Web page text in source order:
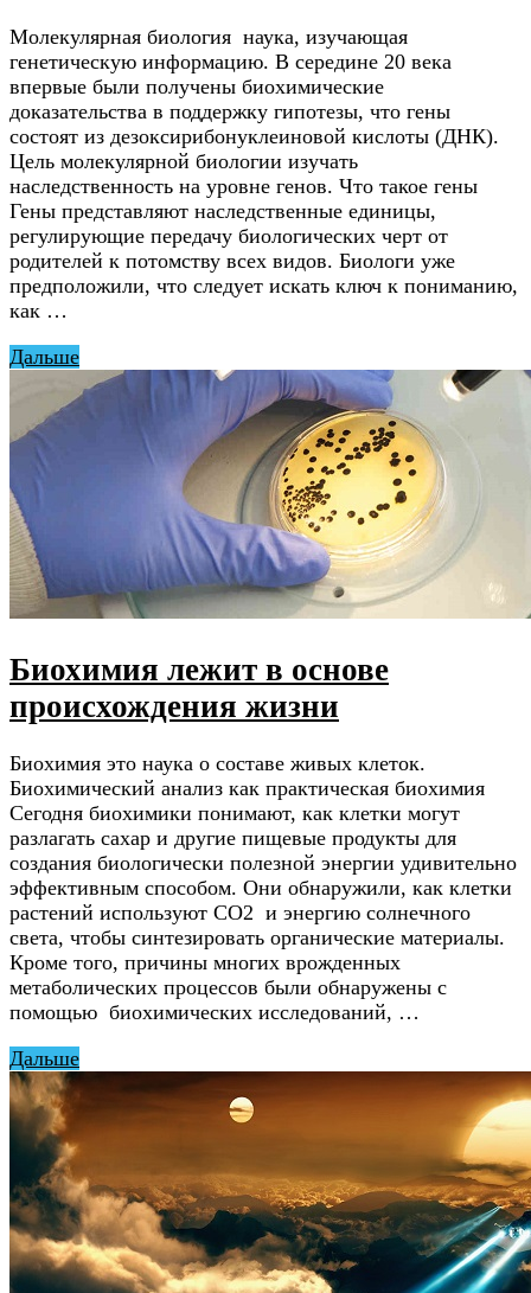
Молекулярная биология наука, изучающая
генетическую информацию. В середине 20 века
впервые были получены биохимические
доказательства в поддержку гипотезы, что гены
состоят из дезоксирибонуклеиновой кислоты (ДНК).
Цель молекулярной биологии изучать
наследственность на уровне генов. Что такое гены
Гены представляют наследственные единицы,
регулирующие передачу биологических черт от
родителей к потомству всех видов. Биологи уже
предположили, что следует искать ключ к пониманию,
как …
Дальше
Биохимия лежит в основе
происхождения жизни
Биохимия это наука о составе живых клеток.
Биохимический анализ как практическая биохимия
Сегодня биохимики понимают, как клетки могут
разлагать сахар и другие пищевые продукты для
создания биологически полезной энергии удивительно
эффективным способом. Они обнаружили, как клетки
растений используют CO2 и энергию солнечного
света, чтобы синтезировать органические материалы.
Кроме того, причины многих врожденных
метаболических процессов были обнаружены с
помощью биохимических исследований, …
Дальше